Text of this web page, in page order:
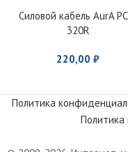
Силовой кабель AurA
320R
220,00 ₽
Политика
Политика